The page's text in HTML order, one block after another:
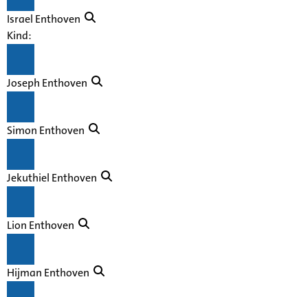
Israel Enthoven
Kind:
Joseph Enthoven
Simon Enthoven
Jekuthiel Enthoven
Lion Enthoven
Hijman Enthoven